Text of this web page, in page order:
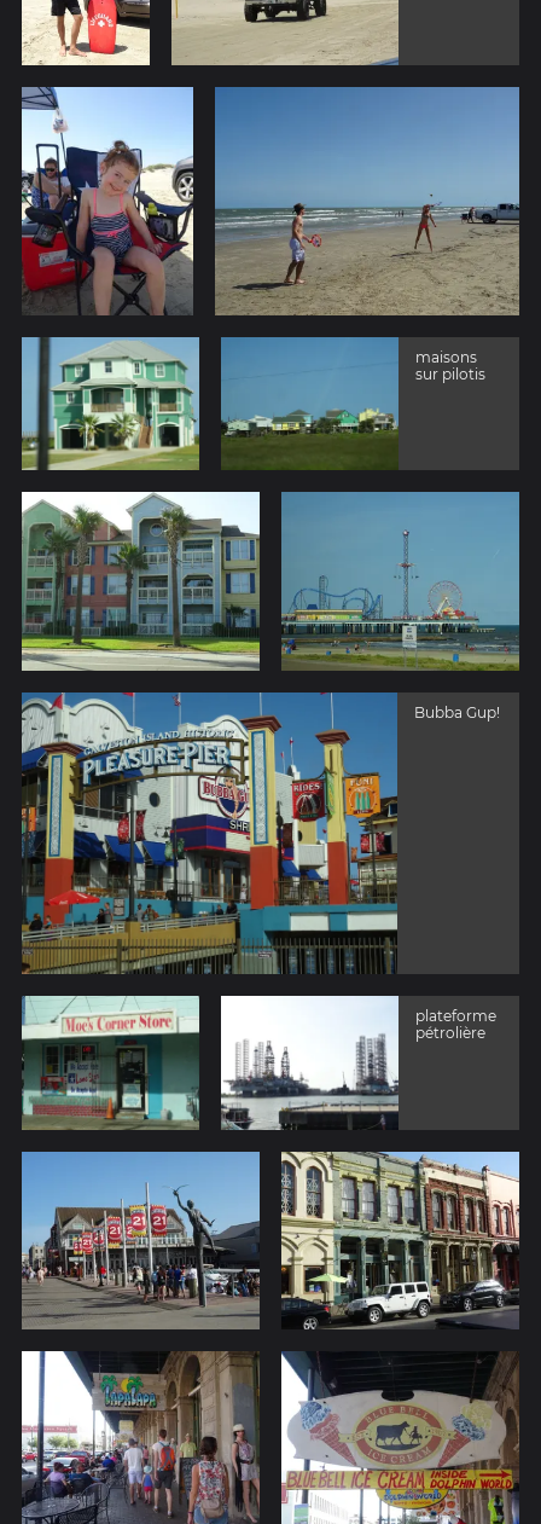
maisons
sur pilotis
Bubba Gup!
plateforme
pétrolière